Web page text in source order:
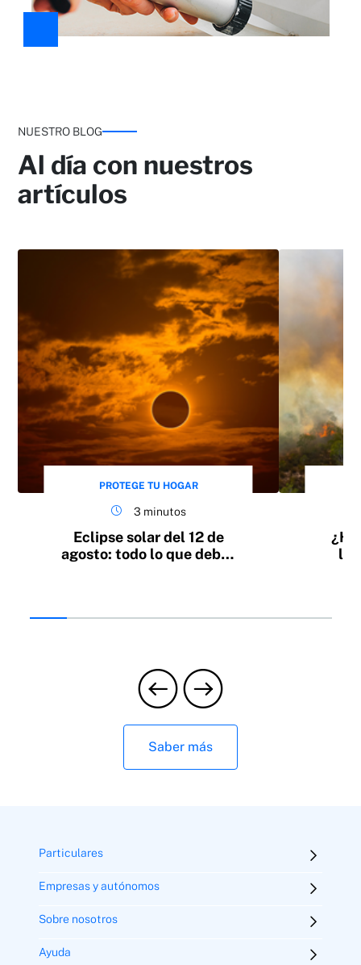
NUESTRO BLOG
Al día con nuestros
artículos
PROTEGE TU HOGAR
3 minutos
Eclipse solar del 12 de
agosto: todo lo que debes
Saber más
Particulares
Empresas y autónomos
Sobre nosotros
Ayuda